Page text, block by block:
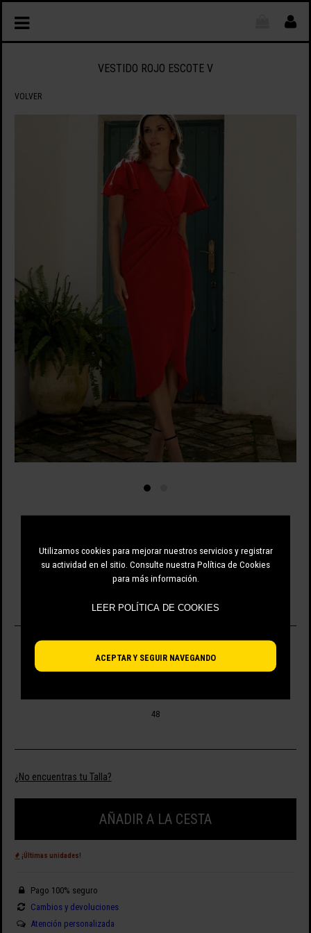
Utilizamos cookies para mejorar nuestros servicios y registrar
su actividad en el sitio. Consulte nuestra Política de Cookies
para más información.
ACEPTAR Y SEGUIR NAVEGANDO
VESTIDO ROJO ESCOTE V
VOLVER
48
¿No encuentras tu Talla?
AÑADIR A LA CESTA
¡Últimas unidades!
Pago 100% seguro
Cambios y devoluciones
Atención personalizada
LEER POLÍTICA DE COOKIES